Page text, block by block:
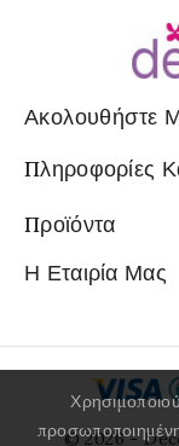
Ακολουθήστε
Πληροφορίες
Προϊόντα
Η Εταιρία Μας
© 2026 -